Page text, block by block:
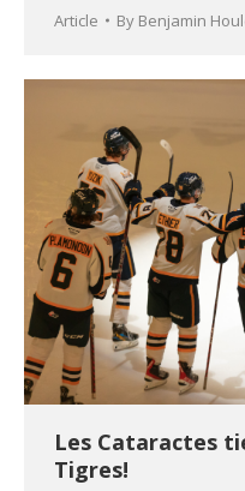
Article By Benjamin
Les Cataractes
Tigres!